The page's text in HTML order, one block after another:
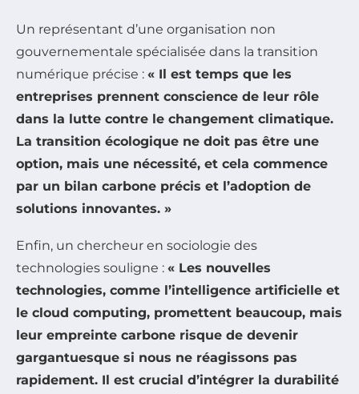
Un représentant d’une organisation non
gouvernementale spécialisée dans la transition
numérique précise : « Il est temps que les
entreprises prennent conscience de leur rôle
dans la lutte contre le changement climatique.
La transition écologique ne doit pas être une
option, mais une nécessité, et cela commence
par un bilan carbone précis et l’adoption de
solutions innovantes. »
Enfin, un chercheur en sociologie des
technologies souligne : « Les nouvelles
technologies, comme l’intelligence artificielle et
le cloud computing, promettent beaucoup, mais
leur empreinte carbone risque de devenir
gargantuesque si nous ne réagissons pas
rapidement. Il est crucial d’intégrer la durabilité